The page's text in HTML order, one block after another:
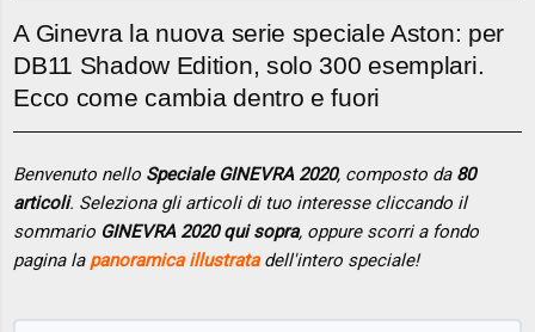
A Ginevra la nuova serie speciale Aston: per
DB11 Shadow Edition, solo 300 esemplari.
Ecco come cambia dentro e fuori
Benvenuto nello Speciale GINEVRA 2020, composto da 80
articoli. Seleziona gli articoli di tuo interesse cliccando il
sommario GINEVRA 2020 qui sopra, oppure scorri a fondo
pagina la panoramica illustratadell'intero speciale!